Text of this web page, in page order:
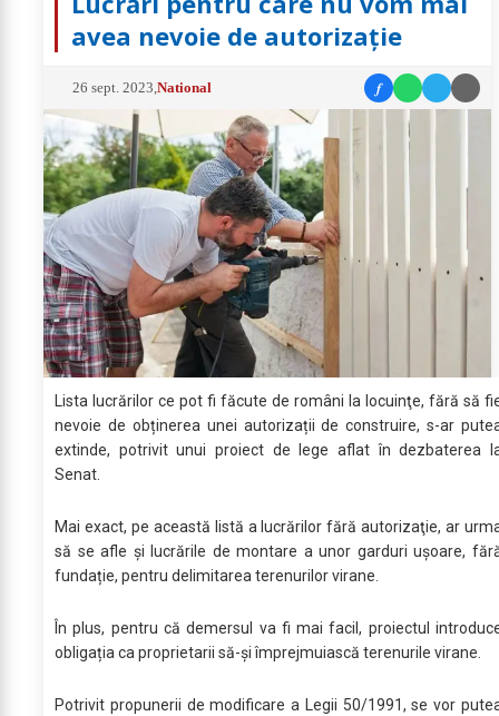
avea nevoie de autorizație
26 sept. 2023 ,National f
Lista lucrărilor ce pot fi făcute de români la locuinţe, fără să
nevoie de obținerea unei autorizații de construire, s-ar
extinde, potrivit unui proiect de lege aflat în dezbaterea
Senat.
Mai exact, pe această listă a lucrărilor fără autorizaţie, ar
să se afle şi lucrările de montare a unor garduri ușoare,
fundație, pentru delimitarea terenurilor virane.
În plus, pentru că demersul va fi mai facil, proiectul
obligația ca proprietarii să-și împrejmuiască terenurile virane.
Potrivit propunerii de modificare a Legii 50/1991, se vor